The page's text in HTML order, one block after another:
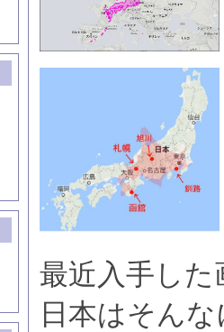
最近入手した
日本はそん